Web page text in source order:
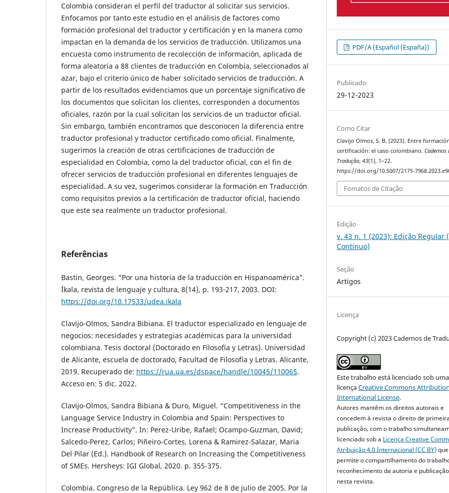
Colombia consideran el perfil del traductor al solicitar sus servicios.
Enfocamos por tanto este estudio en el análisis de factores como
formación profesional del traductor y certificación y en la manera como
impactan en la demanda de los servicios de traducción. Utilizamos una
encuesta como instrumento de recolección de información, aplicada de
forma aleatoria a 88 clientes de traducción en Colombia, seleccionados al
azar, bajo el criterio único de haber solicitado servicios de traducción. A
partir de los resultados evidenciamos que un porcentaje significativo de
los documentos que solicitan los clientes, corresponden a documentos
oficiales, razón por la cual solicitan los servicios de un traductor oficial.
Sin embargo, también encontramos que desconocen la diferencia entre
traductor profesional y traductor certificado como oficial. Finalmente,
sugerimos la creación de otras certificaciones de traducción de
especialidad en Colombia, como la del traductor oficial, con el fin de
ofrecer servicios de traducción profesional en diferentes lenguajes de
especialidad. A su vez, sugerimos considerar la formación en Traducción
como requisitos previos a la certificación de traductor oficial, haciendo
que este sea realmente un traductor profesional.
Referências
Bastin, Georges. “Por una historia de la traducción en Hispanoamérica”.
Íkala, revista de lenguaje y cultura, 8(14), p. 193-217, 2003. DOI:
https://doi.org/10.17533/udea.ikala
Clavijo-Olmos, Sandra Bibiana. El traductor especializado en lenguaje de
negocios: necesidades y estrategias académicas para la universidad
colombiana. Tesis doctoral (Doctorado en Filosofía y Letras). Universidad
de Alicante, escuela de doctorado, Facultad de Filosofía y Letras. Alicante,
2019. Recuperado de: https://rua.ua.es/dspace/handle/10045/110065.
Acceso en: 5 dic. 2022.
Clavijo-Olmos, Sandra Bibiana & Duro, Miguel. “Competitiveness in the
Language Service Industry in Colombia and Spain: Perspectives to
Increase Productivity”. In: Perez-Uribe, Rafael; Ocampo-Guzman, David;
Salcedo-Perez, Carlos; Piñeiro-Cortes, Lorena & Ramirez-Salazar, Maria
Del Pilar (Ed.). Handbook of Research on Increasing the Competitiveness
of SMEs. Hersheys: IGI Global, 2020. p. 355-375.
Colombia. Congreso de la República. Ley 962 de 8 de julio de 2005. Por la
PDF/A (Español (España))
Publicado
29-12-2023
Como Citar
Clavijo Olmos, S. B. (2023). Entre
certificación: el caso colombiano.Cadernos
Tradução,43(1), 1–22.
https://doi.org/10.5007/2175-
Fomatos de Citação
Edição
v. 43 n. 1 (2023): Edição Regular
Contínuo)
Seção
Artigos
Licença
Copyright (c) 2023 Cadernos de
Este trabalho está licenciado sob uma
licençaCreative Commons
International License.
Autores mantêm os direitos autorais e
concedem à revista o direito de
publicação, com o trabalho
licenciado sob a Licença Creative
Atribuição 4.0 Internacional (CC BY)que
permite o compartilhamento do
reconhecimento da autoria e
nesta revista.